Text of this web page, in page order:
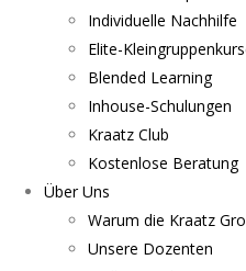
Individuelle Nachhilfe
Elite-
Blended Learning
Inhouse-Schulungen
Kraatz Club
Kostenlose Beratung
Über Uns
Warum die Kraatz
Unsere Dozenten